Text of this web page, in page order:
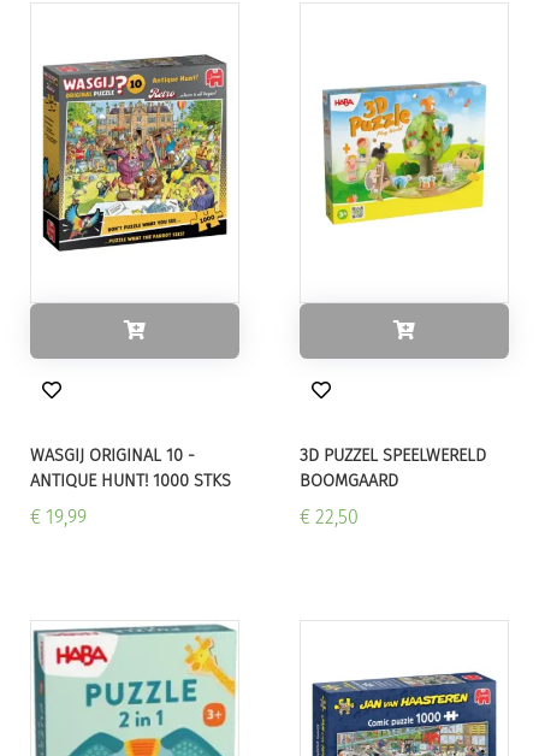
WASGIJ ORIGINAL 10 -
ANTIQUE HUNT! 1000 STKS
€ 19,99
3D PUZZEL SPEELWERELD
BOOMGAARD
€ 22,50